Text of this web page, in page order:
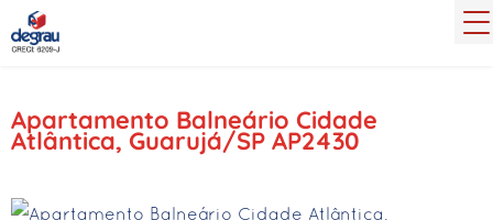
Apartamento Balneário Cidade
Atlântica, Guarujá/SP AP2430